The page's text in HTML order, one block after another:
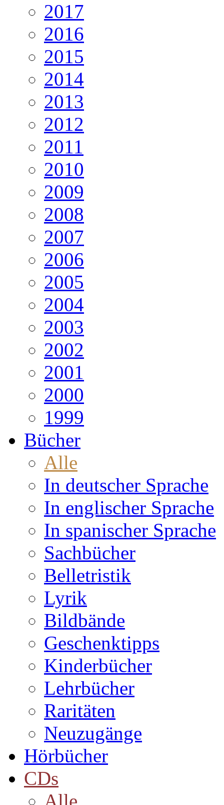
2017
2016
2015
2014
2013
2012
2011
2010
2009
2008
2007
2006
2005
2004
2003
2002
2001
2000
1999
Bücher
Alle
In deutscher Sprache
In englischer Sprache
In spanischer Sprache
Sachbücher
Belletristik
Lyrik
Bildbände
Geschenktipps
Kinderbücher
Lehrbücher
Raritäten
Neuzugänge
Hörbücher
CDs